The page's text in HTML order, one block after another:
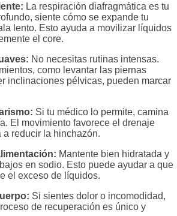
La respiración diafragmática es tu
siente cómo se expande tu
lento. Esto ayuda a movilizar líquidos
el core.
No necesitas rutinas intensas.
como levantar las piernas
inclinaciones pélvicas, pueden marcar
Si tu médico lo permite, camina
El movimiento favorece el drenaje
a reducir la hinchazón.
Mantente bien hidratada y
en sodio. Esto puede ayudar a que
el exceso de líquidos.
Si sientes dolor o incomodidad,
de recuperación es único y